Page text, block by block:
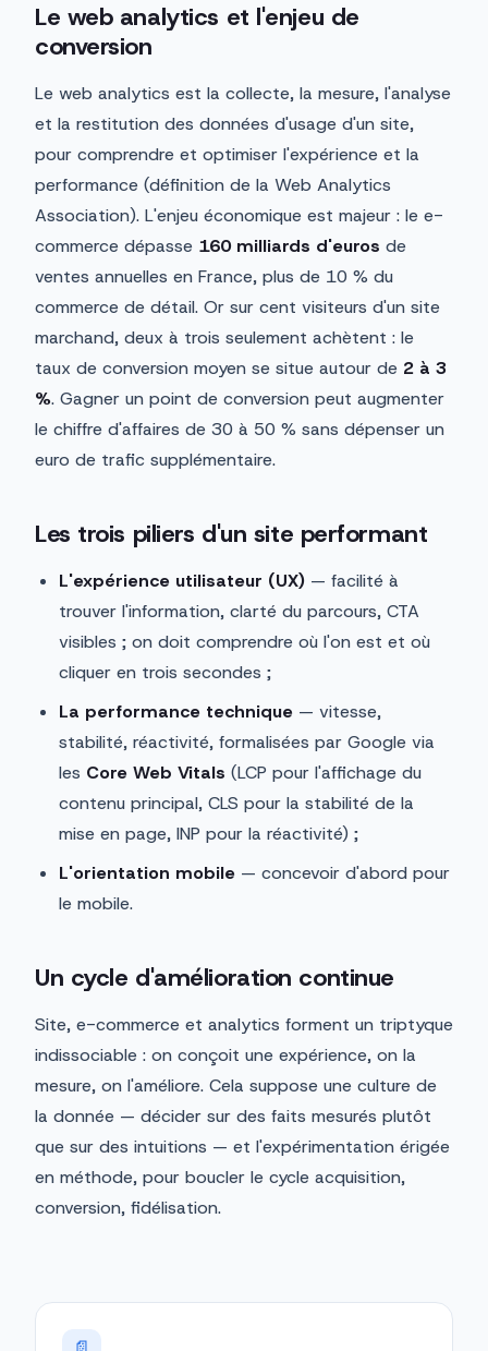
Le web analytics et l'enjeu de
conversion
Le web analytics est la collecte, la mesure, l'analyse
et la restitution des données d'usage d'un site,
pour comprendre et optimiser l'expérience et la
performance (définition de la Web Analytics
Association). L'enjeu économique est majeur : le e-
commerce dépasse 160 milliards d'euros de
ventes annuelles en France, plus de 10 % du
commerce de détail. Or sur cent visiteurs d'un site
marchand, deux à trois seulement achètent : le
taux de conversion moyen se situe autour de 2 à 3
%. Gagner un point de conversion peut augmenter
le chiffre d'affaires de 30 à 50 % sans dépenser un
euro de trafic supplémentaire.
Les trois piliers d'un site performant
L'expérience utilisateur (UX) — facilité à
trouver l'information, clarté du parcours, CTA
visibles ; on doit comprendre où l'on est et où
cliquer en trois secondes ;
La performance technique — vitesse,
stabilité, réactivité, formalisées par Google via
les Core Web Vitals (LCP pour l'affichage du
contenu principal, CLS pour la stabilité de la
mise en page, INP pour la réactivité) ;
L'orientation mobile — concevoir d'abord pour
le mobile.
Un cycle d'amélioration continue
Site, e-commerce et analytics forment un triptyque
indissociable : on conçoit une expérience, on la
mesure, on l'améliore. Cela suppose une culture de
la donnée — décider sur des faits mesurés plutôt
que sur des intuitions — et l'expérimentation érigée
en méthode, pour boucler le cycle acquisition,
conversion, fidélisation.